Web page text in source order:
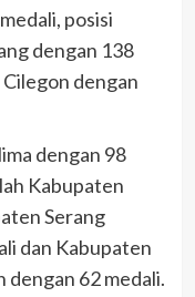
posisi
dengan 138
dengan
dengan 98
Kabupaten
Serang
dan Kabupaten
dengan 62 medali.